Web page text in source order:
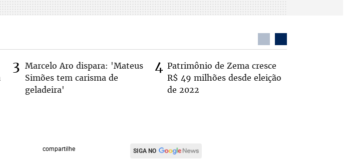
Marcelo Aro dispara: 'Mateus
Simões tem carisma de
geladeira'
Patrimônio de Zema cresce
R$ 49 milhões desde eleição
de 2022
compartilhe SIGA NO